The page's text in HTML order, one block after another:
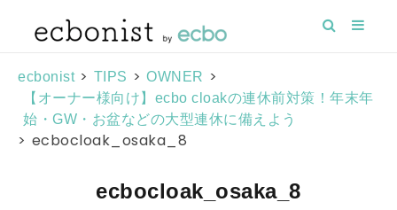
ecbonist > TIPS > OWNER >
【オーナー様向け】ecbo cloakの連休前対策！年末年
始・GW・お盆などの大型連休に備えよう
> ecbocloak_osaka_8
ecbocloak_osaka_8